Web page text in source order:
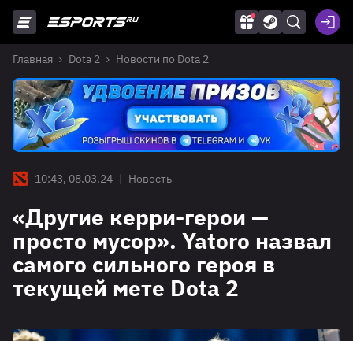
Главная Dota 2 Новости по Dota 2
10:43, 08.03.24 | Новость
«Другие керри-герои —
просто мусор». Yatoro назвал
самого сильного героя в
текущей мете Dota 2